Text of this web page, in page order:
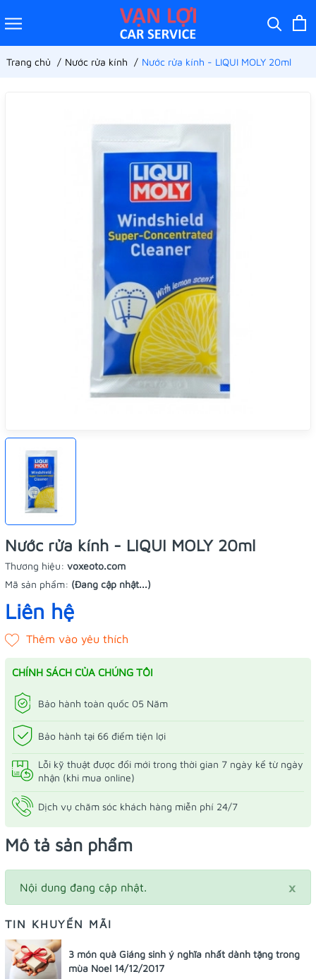
Trang chủ Nước rửa kính Nước rửa kính - LIQUI MOLY 20ml
Nước rửa kính - LIQUI MOLY 20ml
Thương hiệu: voxeoto.com
Mã sản phẩm: (Đang cập nhật...)
Liên hệ
CHÍNH SÁCH CỦA CHÚNG TÔI
Bảo hành toàn quốc 05 Năm
Bảo hành tại 66 điểm tiện lợi
Lỗi kỹ thuật được đổi mới trong thời gian 7 ngày kể từ ngày
nhận (khi mua online)
Dịch vụ chăm sóc khách hàng miễn phí 24/7
Mô tả sản phẩm
×
Nội dung đang cập nhật.
TIN KHUYẾN MÃI
3 món quà Giáng sinh ý nghĩa nhất dành tặng trong
mùa Noel 14/12/2017